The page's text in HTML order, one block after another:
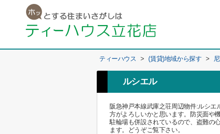
ティーハウス > (賃貸)地域から探す >
ルシエル
阪急神戸本線武庫之荘周辺物件:ルシ
方がよろしいかと思います。防災面や
駐輪場も併設されているので、盗難の
ます。どうぞご覧下さい。